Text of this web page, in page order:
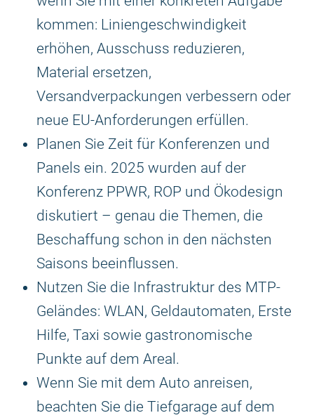
kommen: Liniengeschwindigkeit
erhöhen, Ausschuss reduzieren,
Material ersetzen,
Versandverpackungen verbessern oder
neue EU-Anforderungen erfüllen.
Planen Sie Zeit für Konferenzen und
Panels ein. 2025 wurden auf der
Konferenz PPWR, ROP und Ökodesign
diskutiert – genau die Themen, die
Beschaffung schon in den nächsten
Saisons beeinflussen.
Nutzen Sie die Infrastruktur des MTP-
Geländes: WLAN, Geldautomaten, Erste
Hilfe, Taxi sowie gastronomische
Punkte auf dem Areal.
Wenn Sie mit dem Auto anreisen,
beachten Sie die Tiefgarage auf dem